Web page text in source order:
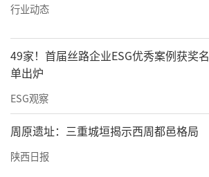
行业动态
49家！首届丝路企业ESG优秀案例获奖名
单出炉
ESG观察
周原遗址：三重城垣揭示西周都邑格局
陕西日报